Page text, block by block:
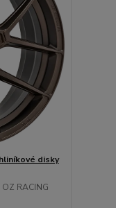
disky
RACING